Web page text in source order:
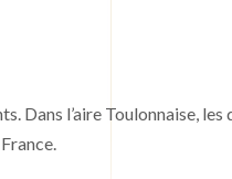
Dans l’aire Toulonnaise,